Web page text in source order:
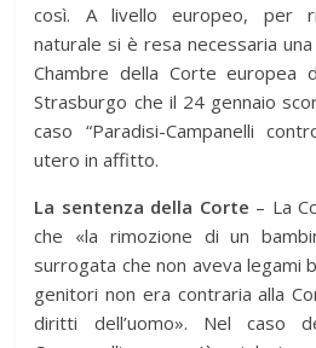
così. A livello europeo, per
naturale si è resa necessaria
Chambre della Corte europea
Strasburgo che il 24 gennaio
caso “Paradisi-Campanelli
utero in affitto.
La sentenza della Corte – La
che «la rimozione di un
surrogata che non aveva legami
genitori non era contraria alla
diritti dell’uomo». Nel caso